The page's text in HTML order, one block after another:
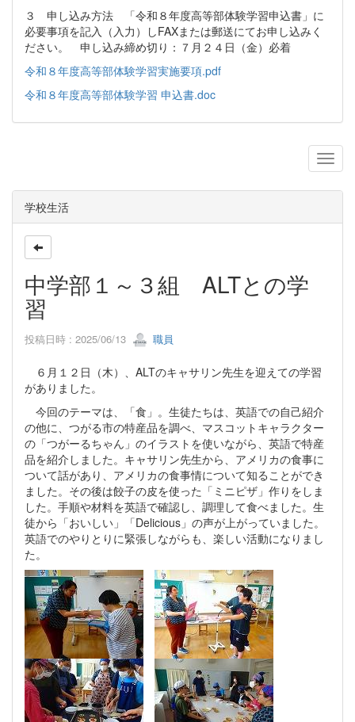
３ 申し込み方法 「令和８年度高等部体験学習申込書」に
必要事項を記入（入力）しFAXまたは郵送にてお申し込みく
ださい。 申し込み締め切り：７月２４日（金）必着
令和８年度高等部体験学習実施要項.pdf
令和８年度高等部体験学習 申込書.doc
学校生活
中学部１～３組 ALTとの学
習
投稿日時 : 2025/06/13 職員
６月１２日（木）、ALTのキャサリン先生を迎えての学習
がありました。
今回のテーマは、「食」。生徒たちは、英語での自己紹介
の他に、つがる市の特産品を調べ、マスコットキャラクター
の「つがーるちゃん」のイラストを使いながら、英語で特産
品を紹介しました。キャサリン先生から、アメリカの食事に
ついて話があり、アメリカの食事情について知ることができ
ました。その後は餃子の皮を使った「ミニピザ」作りをしま
した。手順や材料を英語で確認し、調理して食べました。生
徒から「おいしい」「Delicious」の声が上がっていました。
英語でのやりとりに緊張しながらも、楽しい活動になりまし
た。